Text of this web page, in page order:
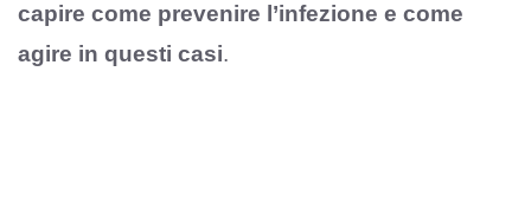
capire come prevenire l’infezione e come
agire in questi casi.